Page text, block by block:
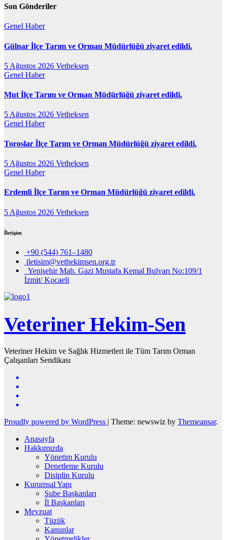
Son Gönderiler
Genel Haber
Gülnar İlçe Tarım ve Orman Müdürlüğü ziyaret edildi.
5 Ağustos 2026 Vetheksen
Genel Haber
Mut İlçe Tarım ve Orman Müdürlüğü ziyaret edildi.
5 Ağustos 2026 Vetheksen
Genel Haber
Toroslar İlçe Tarım ve Orman Müdürlüğü ziyaret edildi.
5 Ağustos 2026 Vetheksen
Genel Haber
Erdemli İlçe Tarım ve Orman Müdürlüğü ziyaret edildi.
5 Ağustos 2026 Vetheksen
İletişim
+90 (544) 761–1480
iletisim@vethekimsen.org.tr
Yenişehir Mah. Gazi Mustafa Kemal Bulvarı No:109/1
İzmit/ Kocaeli
Veteriner Hekim-Sen
Veteriner Hekim ve Sağlık Hizmetleri ile Tüm Tarım Orman
Çalışanları Sendikası
Proudly powered by WordPress | Theme: newswiz by Themeansar.
Anasayfa
Hakkımızda
Yönetim Kurulu
Denetleme Kurulu
Disiplin Kurulu
Kurumsal Yapı
Şube Başkanları
İl Başkanları
Mevzuat
Tüzük
Kanunlar